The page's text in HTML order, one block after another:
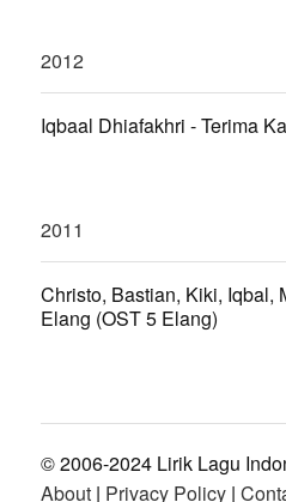
2012
Iqbaal Dhiafakhri - Terima
2011
Christo, Bastian, Kiki, Iqbal,
Elang (OST 5 Elang)
© 2006-2024 Lirik Lagu
About| Privacy Policy|